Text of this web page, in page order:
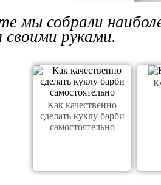
мы собрали
своими руками.
Как качественно
сделать куклу барби
самостоятельно